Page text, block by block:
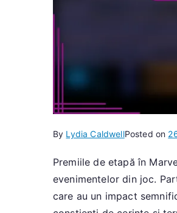
By Lydia CaldwellPosted on
Premiile de etapă în
evenimentelor din joc.
care au un impact